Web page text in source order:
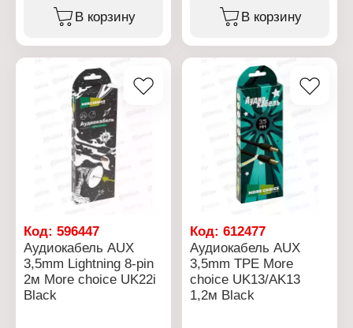
Модель: UK24 White
Тип разъема: 2хAUX 3,5
Материал оплетки:
Материал коннектора:
алюминиевый сплав
Вес: 17,5 г
Упаковка: в коробке
В корзину
Модель: UK22в White
Тип разъема: AUX 3,5
Цвет: белый
Материал оплетки: TPE
Материал коннектора:
алюминиевый сплав
Форма кабеля: круглый
Вес: 22 г
Упаковка: в коробке
В корзину
Код: 596447
Аудиокабель AUX
3,5mm Lightning 8-pin
2м More choice UK22i
Black
Код:612477
Аудиокабель AUX
3,5mm TPE More
choice UK13/AK13
1,2м Black